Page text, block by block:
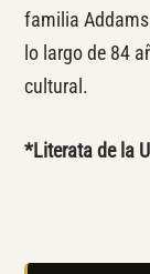
familia
lo largo de 84
cultural.
*Literata de la